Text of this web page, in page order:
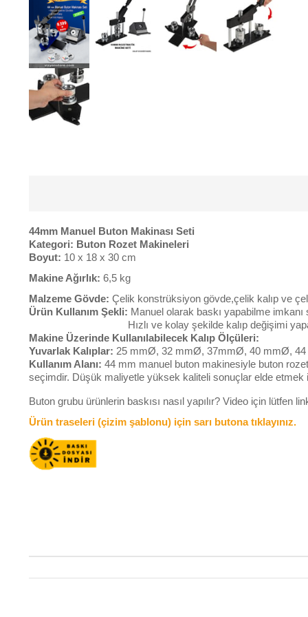
44mm Manuel Buton Makinası Seti
Kategori: Buton Rozet Makineleri
Boyut: 10 x 18 x 30 cm
Makine Ağırlık: 6,5 kg
Malzeme Gövde: Çelik konstrüksiyon gövde,çelik kalıp ve
Ürün Kullanım Şekli: Manuel olarak baskı yapabilme
Hızlı ve kolay şekilde kalıp değişimi
Makine Üzerinde Kullanılabilecek Kalıp Ölçüleri:
Yuvarlak Kalıplar: 25 mmØ, 32 mmØ, 37mmØ, 40 mmØ,
Kullanım Alanı: 44 mm manuel buton makinesiyle buton
seçimdir. Düşük maliyetle yüksek kaliteli sonuçlar elde
Buton grubu ürünlerin baskısı nasıl yapılır? Video için lütfen
Ürün traseleri (çizim şablonu) için sarı butona tıklayınız.